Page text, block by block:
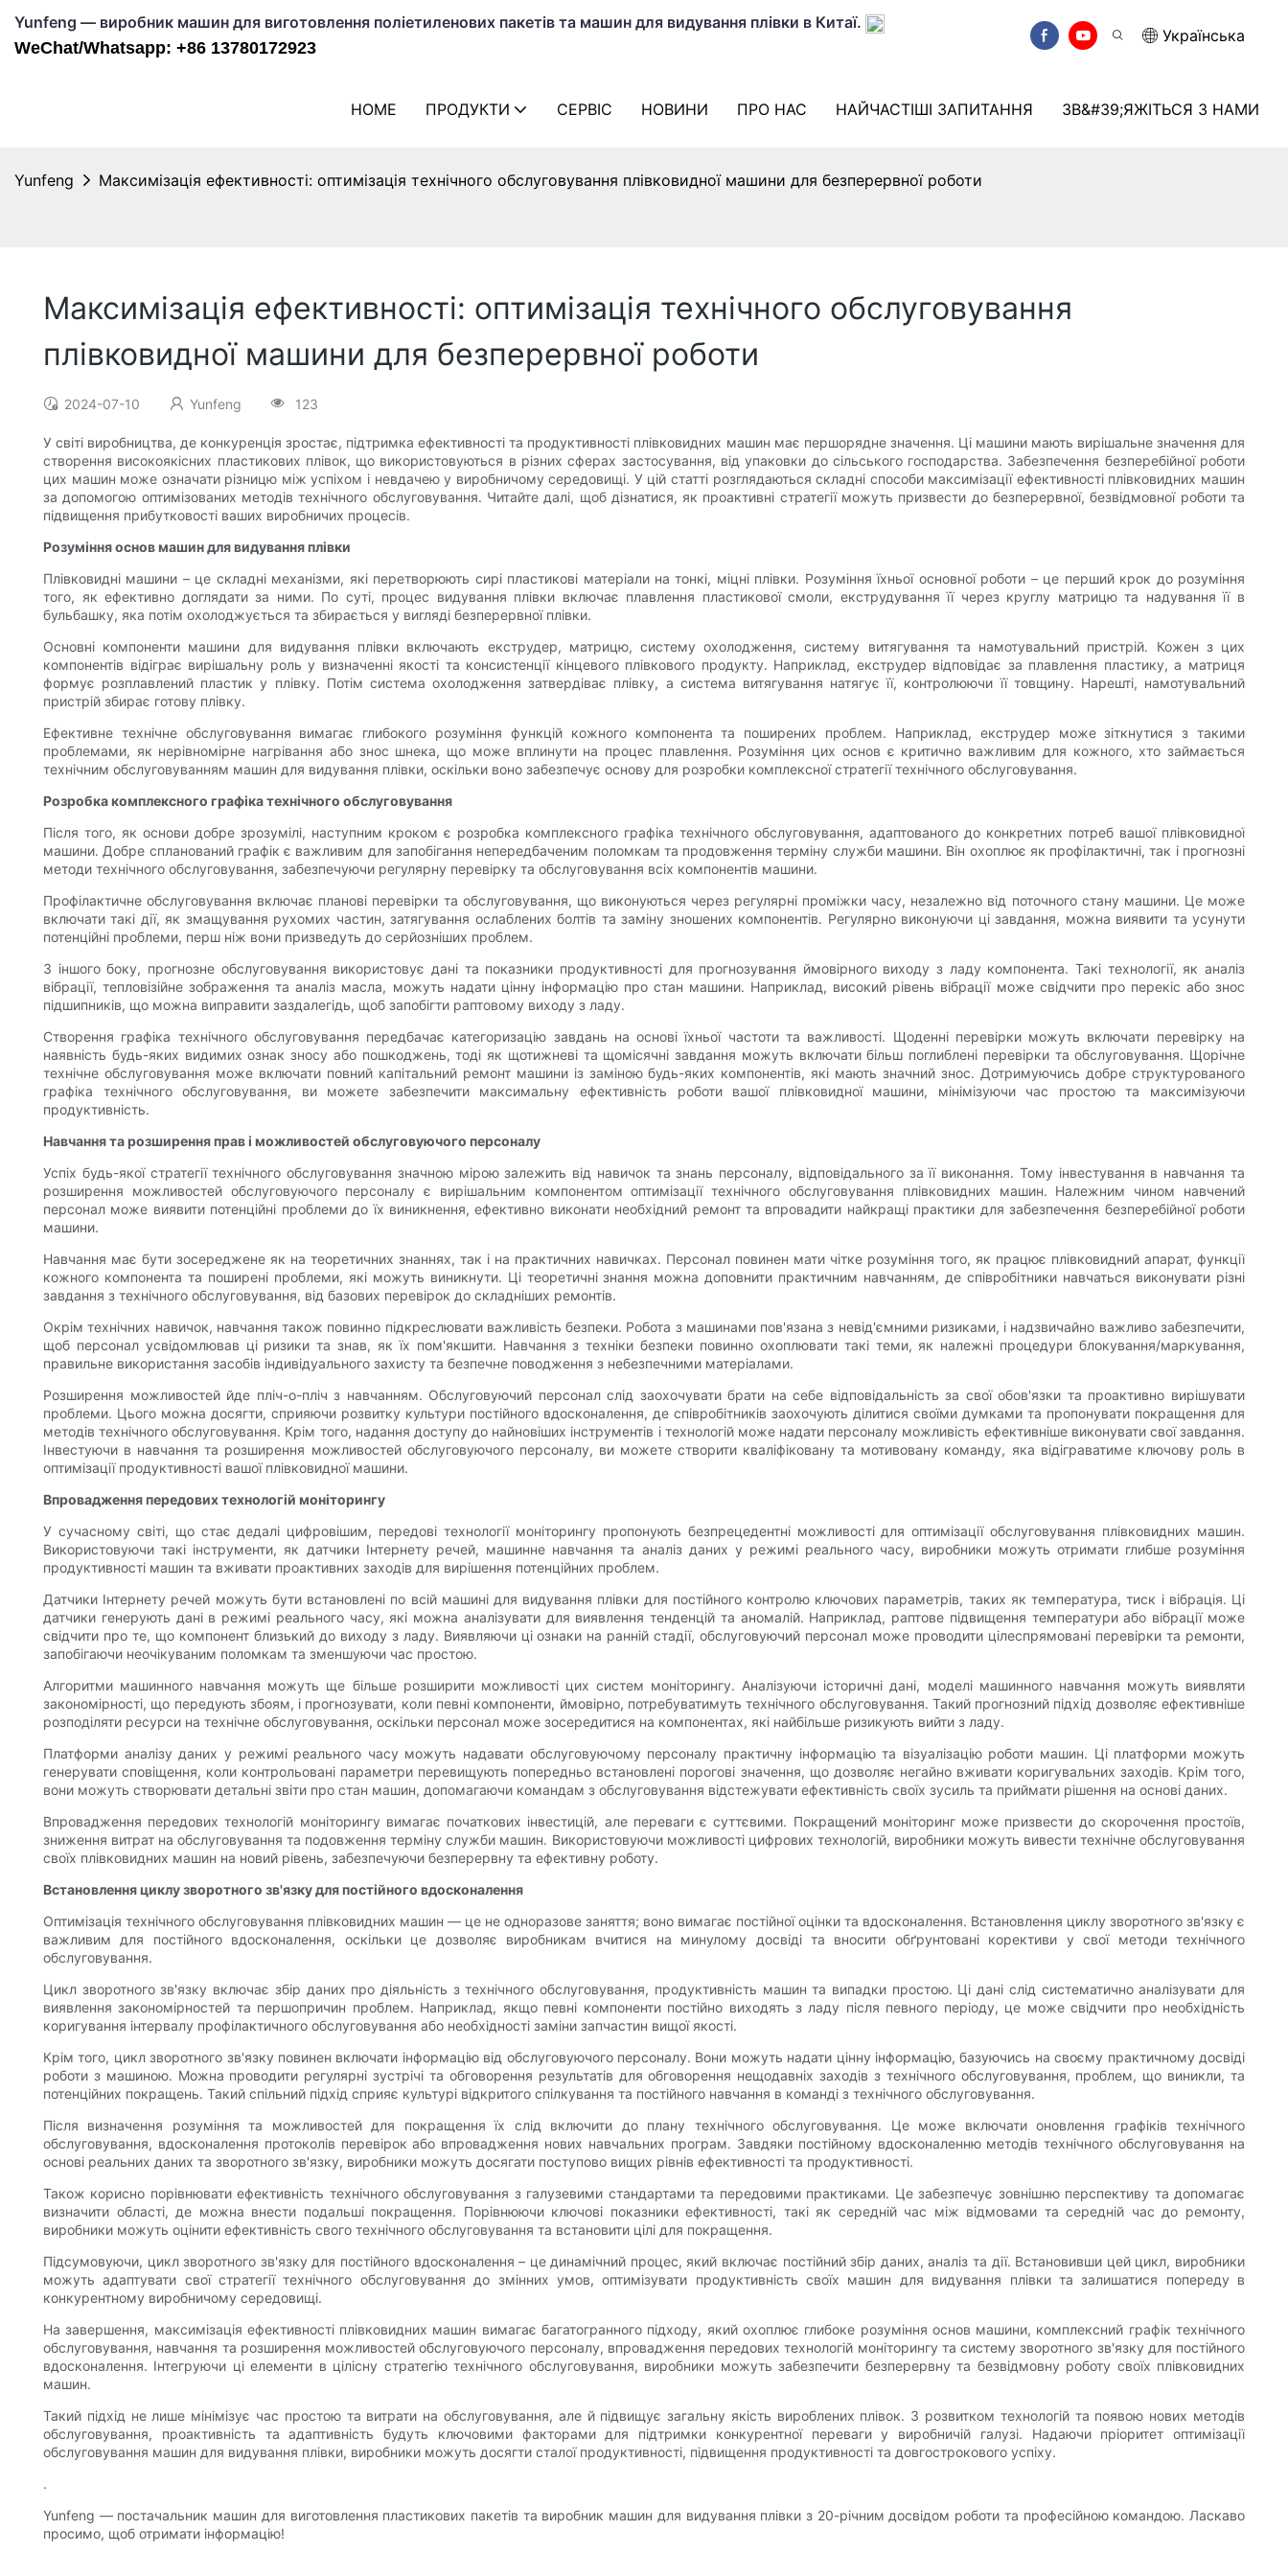
Yunfeng — виробник машин для виготовлення поліетиленових пакетів та машин для видування плівки в Китаї.
WeChat/Whatsapp: +86 13780172923
Українська
HOME ПРОДУКТИ СЕРВІС НОВИНИ ПРО НАС НАЙЧАСТІШІ ЗАПИТАННЯ ЗВ&#39;ЯЖІТЬСЯ З НАМИ
Yunfeng Максимізація ефективності: оптимізація технічного обслуговування плівковидної машини для безперервної роботи
Максимізація ефективності: оптимізація технічного обслуговування
плівковидної машини для безперервної роботи
2024-07-10 Yunfeng 123
У світі виробництва, де конкуренція зростає, підтримка ефективності та продуктивності плівковидних машин має першорядне значення. Ці машини мають вирішальне значення для
створення високоякісних пластикових плівок, що використовуються в різних сферах застосування, від упаковки до сільського господарства. Забезпечення безперебійної роботи
цих машин може означати різницю між успіхом і невдачею у виробничому середовищі. У цій статті розглядаються складні способи максимізації ефективності плівковидних машин
за допомогою оптимізованих методів технічного обслуговування. Читайте далі, щоб дізнатися, як проактивні стратегії можуть призвести до безперервної, безвідмовної роботи та
підвищення прибутковості ваших виробничих процесів.
Розуміння основ машин для видування плівки
Плівковидні машини – це складні механізми, які перетворюють сирі пластикові матеріали на тонкі, міцні плівки. Розуміння їхньої основної роботи – це перший крок до розуміння
того, як ефективно доглядати за ними. По суті, процес видування плівки включає плавлення пластикової смоли, екструдування її через круглу матрицю та надування її в
бульбашку, яка потім охолоджується та збирається у вигляді безперервної плівки.
Основні компоненти машини для видування плівки включають екструдер, матрицю, систему охолодження, систему витягування та намотувальний пристрій. Кожен з цих
компонентів відіграє вирішальну роль у визначенні якості та консистенції кінцевого плівкового продукту. Наприклад, екструдер відповідає за плавлення пластику, а матриця
формує розплавлений пластик у плівку. Потім система охолодження затвердіває плівку, а система витягування натягує її, контролюючи її товщину. Нарешті, намотувальний
пристрій збирає готову плівку.
Ефективне технічне обслуговування вимагає глибокого розуміння функцій кожного компонента та поширених проблем. Наприклад, екструдер може зіткнутися з такими
проблемами, як нерівномірне нагрівання або знос шнека, що може вплинути на процес плавлення. Розуміння цих основ є критично важливим для кожного, хто займається
технічним обслуговуванням машин для видування плівки, оскільки воно забезпечує основу для розробки комплексної стратегії технічного обслуговування.
Розробка комплексного графіка технічного обслуговування
Після того, як основи добре зрозумілі, наступним кроком є ​​розробка комплексного графіка технічного обслуговування, адаптованого до конкретних потреб вашої плівковидної
машини. Добре спланований графік є важливим для запобігання непередбаченим поломкам та продовження терміну служби машини. Він охоплює як профілактичні, так і прогнозні
методи технічного обслуговування, забезпечуючи регулярну перевірку та обслуговування всіх компонентів машини.
Профілактичне обслуговування включає планові перевірки та обслуговування, що виконуються через регулярні проміжки часу, незалежно від поточного стану машини. Це може
включати такі дії, як змащування рухомих частин, затягування ослаблених болтів та заміну зношених компонентів. Регулярно виконуючи ці завдання, можна виявити та усунути
потенційні проблеми, перш ніж вони призведуть до серйозніших проблем.
З іншого боку, прогнозне обслуговування використовує дані та показники продуктивності для прогнозування ймовірного виходу з ладу компонента. Такі технології, як аналіз
вібрації, тепловізійне зображення та аналіз масла, можуть надати цінну інформацію про стан машини. Наприклад, високий рівень вібрації може свідчити про перекіс або знос
підшипників, що можна виправити заздалегідь, щоб запобігти раптовому виходу з ладу.
Створення графіка технічного обслуговування передбачає категоризацію завдань на основі їхньої частоти та важливості. Щоденні перевірки можуть включати перевірку на
наявність будь-яких видимих ​​ознак зносу або пошкоджень, тоді як щотижневі та щомісячні завдання можуть включати більш поглиблені перевірки та обслуговування. Щорічне
технічне обслуговування може включати повний капітальний ремонт машини із заміною будь-яких компонентів, які мають значний знос. Дотримуючись добре структурованого
графіка технічного обслуговування, ви можете забезпечити максимальну ефективність роботи вашої плівковидної машини, мінімізуючи час простою та максимізуючи
продуктивність.
Навчання та розширення прав і можливостей обслуговуючого персоналу
Успіх будь-якої стратегії технічного обслуговування значною мірою залежить від навичок та знань персоналу, відповідального за її виконання. Тому інвестування в навчання та
розширення можливостей обслуговуючого персоналу є вирішальним компонентом оптимізації технічного обслуговування плівковидних машин. Належним чином навчений
персонал може виявити потенційні проблеми до їх виникнення, ефективно виконати необхідний ремонт та впровадити найкращі практики для забезпечення безперебійної роботи
машини.
Навчання має бути зосереджене як на теоретичних знаннях, так і на практичних навичках. Персонал повинен мати чітке розуміння того, як працює плівковидний апарат, функції
кожного компонента та поширені проблеми, які можуть виникнути. Ці теоретичні знання можна доповнити практичним навчанням, де співробітники навчаться виконувати різні
завдання з технічного обслуговування, від базових перевірок до складніших ремонтів.
Окрім технічних навичок, навчання також повинно підкреслювати важливість безпеки. Робота з машинами пов'язана з невід'ємними ризиками, і надзвичайно важливо забезпечити,
щоб персонал усвідомлював ці ризики та знав, як їх пом'якшити. Навчання з техніки безпеки повинно охоплювати такі теми, як належні процедури блокування/маркування,
правильне використання засобів індивідуального захисту та безпечне поводження з небезпечними матеріалами.
Розширення можливостей йде пліч-о-пліч з навчанням. Обслуговуючий персонал слід заохочувати брати на себе відповідальність за свої обов'язки та проактивно вирішувати
проблеми. Цього можна досягти, сприяючи розвитку культури постійного вдосконалення, де співробітників заохочують ділитися своїми думками та пропонувати покращення для
методів технічного обслуговування. Крім того, надання доступу до найновіших інструментів і технологій може надати персоналу можливість ефективніше виконувати свої завдання.
Інвестуючи в навчання та розширення можливостей обслуговуючого персоналу, ви можете створити кваліфіковану та мотивовану команду, яка відіграватиме ключову роль в
оптимізації продуктивності вашої плівковидної машини.
Впровадження передових технологій моніторингу
У сучасному світі, що стає дедалі цифровішим, передові технології моніторингу пропонують безпрецедентні можливості для оптимізації обслуговування плівковидних машин.
Використовуючи такі інструменти, як датчики Інтернету речей, машинне навчання та аналіз даних у режимі реального часу, виробники можуть отримати глибше розуміння
продуктивності машин та вживати проактивних заходів для вирішення потенційних проблем.
Датчики Інтернету речей можуть бути встановлені по всій машині для видування плівки для постійного контролю ключових параметрів, таких як температура, тиск і вібрація. Ці
датчики генерують дані в режимі реального часу, які можна аналізувати для виявлення тенденцій та аномалій. Наприклад, раптове підвищення температури або вібрації може
свідчити про те, що компонент близький до виходу з ладу. Виявляючи ці ознаки на ранній стадії, обслуговуючий персонал може проводити цілеспрямовані перевірки та ремонти,
запобігаючи неочікуваним поломкам та зменшуючи час простою.
Алгоритми машинного навчання можуть ще більше розширити можливості цих систем моніторингу. Аналізуючи історичні дані, моделі машинного навчання можуть виявляти
закономірності, що передують збоям, і прогнозувати, коли певні компоненти, ймовірно, потребуватимуть технічного обслуговування. Такий прогнозний підхід дозволяє ефективніше
розподіляти ресурси на технічне обслуговування, оскільки персонал може зосередитися на компонентах, які найбільше ризикують вийти з ладу.
Платформи аналізу даних у режимі реального часу можуть надавати обслуговуючому персоналу практичну інформацію та візуалізацію роботи машин. Ці платформи можуть
генерувати сповіщення, коли контрольовані параметри перевищують попередньо встановлені порогові значення, що дозволяє негайно вживати коригувальних заходів. Крім того,
вони можуть створювати детальні звіти про стан машин, допомагаючи командам з обслуговування відстежувати ефективність своїх зусиль та приймати рішення на основі даних.
Впровадження передових технологій моніторингу вимагає початкових інвестицій, але переваги є суттєвими. Покращений моніторинг може призвести до скорочення простоїв,
зниження витрат на обслуговування та подовження терміну служби машин. Використовуючи можливості цифрових технологій, виробники можуть вивести технічне обслуговування
своїх плівковидних машин на новий рівень, забезпечуючи безперервну та ефективну роботу.
Встановлення циклу зворотного зв'язку для постійного вдосконалення
Оптимізація технічного обслуговування плівковидних машин — це не одноразове заняття; воно вимагає постійної оцінки та вдосконалення. Встановлення циклу зворотного зв'язку є
важливим для постійного вдосконалення, оскільки це дозволяє виробникам вчитися на минулому досвіді та вносити обґрунтовані корективи у свої методи технічного
обслуговування.
Цикл зворотного зв'язку включає збір даних про діяльність з технічного обслуговування, продуктивність машин та випадки простою. Ці дані слід систематично аналізувати для
виявлення закономірностей та першопричин проблем. Наприклад, якщо певні компоненти постійно виходять з ладу після певного періоду, це може свідчити про необхідність
коригування інтервалу профілактичного обслуговування або необхідності заміни запчастин вищої якості.
Крім того, цикл зворотного зв'язку повинен включати інформацію від обслуговуючого персоналу. Вони можуть надати цінну інформацію, базуючись на своєму практичному досвіді
роботи з машиною. Можна проводити регулярні зустрічі та обговорення результатів для обговорення нещодавніх заходів з технічного обслуговування, проблем, що виникли, та
потенційних покращень. Такий спільний підхід сприяє культурі відкритого спілкування та постійного навчання в команді з технічного обслуговування.
Після визначення розуміння та можливостей для покращення їх слід включити до плану технічного обслуговування. Це може включати оновлення графіків технічного
обслуговування, вдосконалення протоколів перевірок або впровадження нових навчальних програм. Завдяки постійному вдосконаленню методів технічного обслуговування на
основі реальних даних та зворотного зв'язку, виробники можуть досягати поступово вищих рівнів ефективності та продуктивності.
Також корисно порівнювати ефективність технічного обслуговування з галузевими стандартами та передовими практиками. Це забезпечує зовнішню перспективу та допомагає
визначити області, де можна внести подальші покращення. Порівнюючи ключові показники ефективності, такі як середній час між відмовами та середній час до ремонту,
виробники можуть оцінити ефективність свого технічного обслуговування та встановити цілі для покращення.
Підсумовуючи, цикл зворотного зв'язку для постійного вдосконалення – це динамічний процес, який включає постійний збір даних, аналіз та дії. Встановивши цей цикл, виробники
можуть адаптувати свої стратегії технічного обслуговування до змінних умов, оптимізувати продуктивність своїх машин для видування плівки та залишатися попереду в
конкурентному виробничому середовищі.
На завершення, максимізація ефективності плівковидних машин вимагає багатогранного підходу, який охоплює глибоке розуміння основ машини, комплексний графік технічного
обслуговування, навчання та розширення можливостей обслуговуючого персоналу, впровадження передових технологій моніторингу та систему зворотного зв'язку для постійного
вдосконалення. Інтегруючи ці елементи в цілісну стратегію технічного обслуговування, виробники можуть забезпечити безперервну та безвідмовну роботу своїх плівковидних
машин.
Такий підхід не лише мінімізує час простою та витрати на обслуговування, але й підвищує загальну якість вироблених плівок. З розвитком технологій та появою нових методів
обслуговування, проактивність та адаптивність будуть ключовими факторами для підтримки конкурентної переваги у виробничій галузі. Надаючи пріоритет оптимізації
обслуговування машин для видування плівки, виробники можуть досягти сталої продуктивності, підвищення продуктивності та довгострокового успіху.
.
Yunfeng — постачальник машин для виготовлення пластикових пакетів та виробник машин для видування плівки з 20-річним досвідом роботи та професійною командою. Ласкаво
просимо, щоб отримати інформацію!